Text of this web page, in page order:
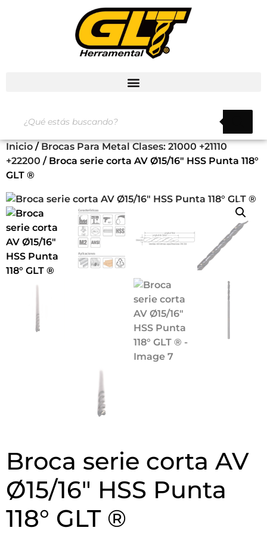
Inicio / Brocas Para Metal Clases: 21000 +21110
+22200 / Broca serie corta AV Ø15/16″ HSS Punta 118°
GLT ®
Broca serie corta AV
Ø15/16″ HSS Punta
118° GLT ®